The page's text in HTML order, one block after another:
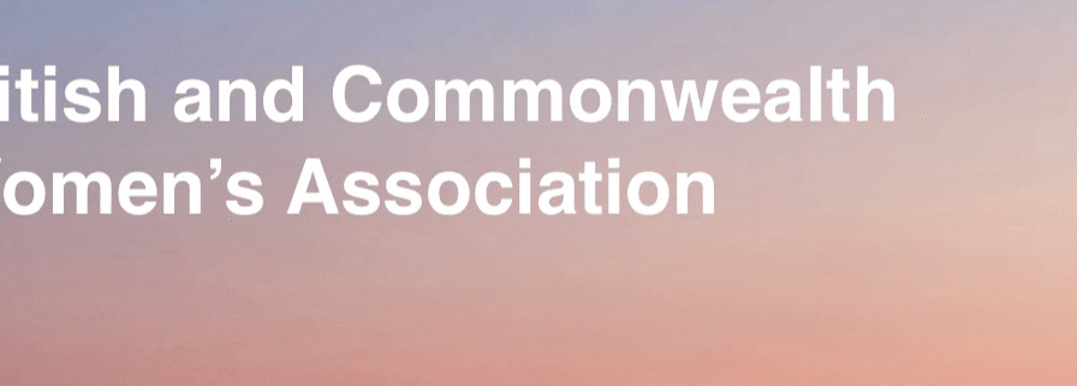
Exporter uniquement les colonnes affichées
Ajoutez un logo, un bouton, des réseaux sociaux